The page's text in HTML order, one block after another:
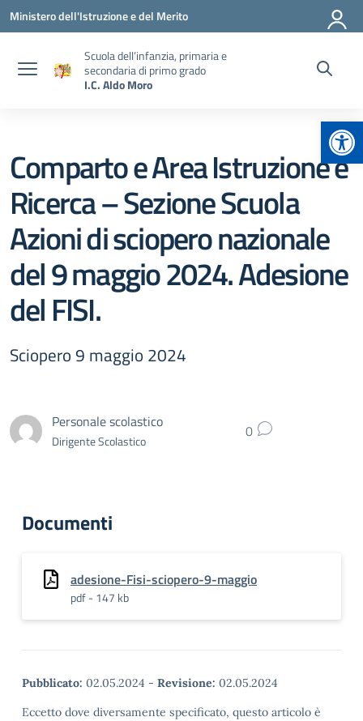
Vai ai contenuti
Vai al menu di navigazione
Vai al footer
Ministero dell'Istruzione e del Merito
Scuola dell’infanzia, primaria e
secondaria di primo grado
I.C. Aldo Moro
Comparto e Area Istruzione e
Ricerca – Sezione Scuola
Azioni di sciopero nazionale
del 9 maggio 2024. Adesione
del FISI.
Sciopero 9 maggio 2024
Personale scolastico
Dirigente Scolastico 0
Documenti
adesione-Fisi-sciopero-9-maggio
pdf - 147 kb
Pubblicato: 02.05.2024 - Revisione: 02.05.2024
Eccetto dove diversamente specificato, questo articolo è